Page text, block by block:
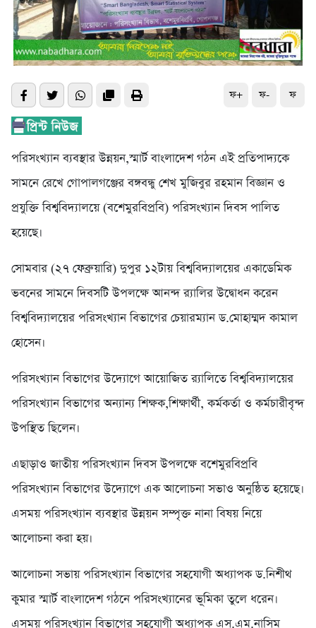
ফ+ ফ- ফ
পরিসংখ্যান ব্যবস্থার উন্নয়ন,স্মার্ট বাংলাদেশ গঠন এই প্রতিপাদ্যকে
সামনে রেখে গোপালগঞ্জের বঙ্গবন্ধু শেখ মুজিবুর রহমান বিজ্ঞান ও
প্রযুক্তি বিশ্ববিদ্যালয়ে (বশেমুরবিপ্রবি) পরিসংখ্যান দিবস পালিত
হয়েছে।
সোমবার (২৭ ফেব্রুয়ারি) দুপুর ১২টায় বিশ্ববিদ্যালয়ের একাডেমিক
ভবনের সামনে দিবসটি উপলক্ষে আনন্দ র‌্যালির উদ্বোধন করেন
বিশ্ববিদ্যালয়ের পরিসংখ্যান বিভাগের চেয়ারম্যান ড.মোহাম্মদ কামাল
হোসেন।
পরিসংখ্যান বিভাগের উদ্যোগে আয়োজিত র‌্যালিতে বিশ্ববিদ্যালয়ের
পরিসংখ্যান বিভাগের অন্যান্য শিক্ষক,শিক্ষার্থী, কর্মকর্তা ও কর্মচারীবৃন্দ
উপস্থিত ছিলেন।
এছাড়াও জাতীয় পরিসংখ্যান দিবস উপলক্ষে বশেমুরবিপ্রবি
পরিসংখ্যান বিভাগের উদ্যোগে এক আলোচনা সভাও অনুষ্ঠিত হয়েছে।
এসময় পরিসংখ্যান ব্যবস্থার উন্নয়ন সম্পৃক্ত নানা বিষয় নিয়ে
আলোচনা করা হয়।
আলোচনা সভায় পরিসংখ্যান বিভাগের সহযোগী অধ্যাপক ড.নিশীথ
কুমার স্মার্ট বাংলাদেশ গঠনে পরিসংখ্যানের ভূমিকা তুলে ধরেন।
এসময় পরিসংখ্যান বিভাগের সহযোগী অধ্যাপক এস.এম.নাসিম